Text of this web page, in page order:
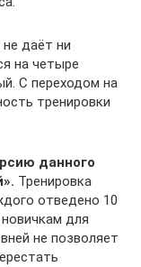
даёт ни
на четыре
С переходом на
тренировки
данного
Тренировка
отведено 10
для
не позволяет